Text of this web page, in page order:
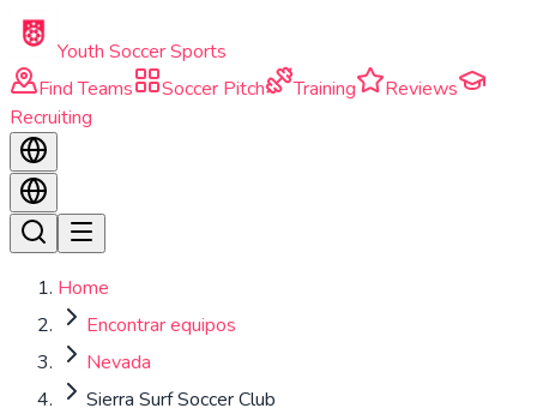
Skip to main content
Youth Soccer Sports
Find Teams
Soccer Pitch Training
Reviews
Recruiting
Home
Encontrar equipos
Nevada
Sierra Surf Soccer Club